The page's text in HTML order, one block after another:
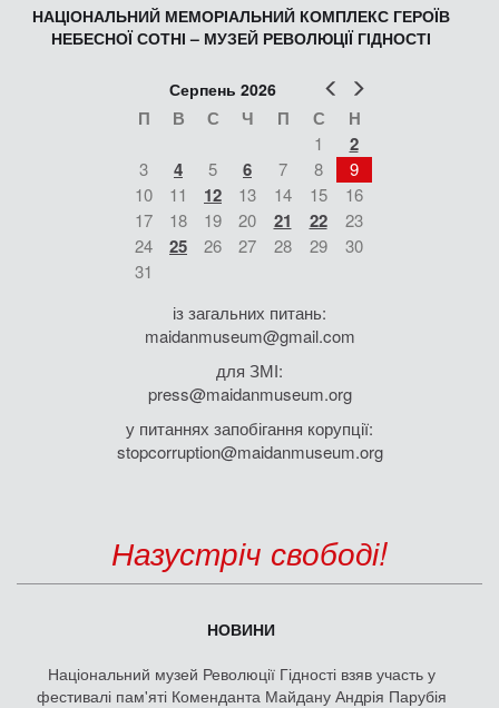
НАЦІОНАЛЬНИЙ МЕМОРІАЛЬНИЙ КОМПЛЕКС ГЕРОЇВ
НЕБЕСНОЇ СОТНІ – МУЗЕЙ РЕВОЛЮЦІЇ ГІДНОСТІ
Попер
Серпень 2026
П В С Ч П С Н
1 2
3 4 5 6 7 8
9
10
11 12 13 14 15
16
17
18 19 20 21 22
23
24
25 26 27 28 29
30
31
із загальних питань:
maidanmuseum@gmail.com
для ЗМІ:
press@maidanmuseum.org
у питаннях запобігання корупції:
stopcorruption@maidanmuseum.org
Назустріч свободі!
НОВИНИ
Національний музей Революції Гідності взяв участь у
фестивалі пам'яті Коменданта Майдану Андрія Парубія